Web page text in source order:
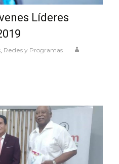
Líderes
, Redes y Programas